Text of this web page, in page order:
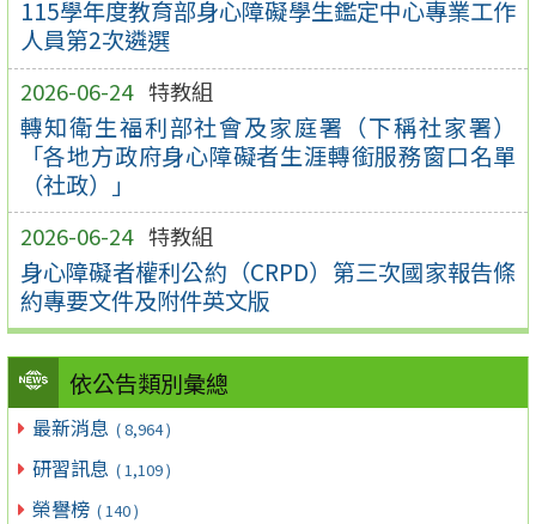
115學年度教育部身心障礙學生鑑定中心專業工作
人員第2次遴選
2026-06-24 特教組
轉知衛生福利部社會及家庭署（下稱社家署）
「各地方政府身心障礙者生涯轉銜服務窗口名單
（社政）」
2026-06-24 特教組
身心障礙者權利公約（CRPD）第三次國家報告條
約專要文件及附件英文版
依公告類別彙總
最新消息 ( 8,964 )
研習訊息 ( 1,109 )
榮譽榜 ( 140 )